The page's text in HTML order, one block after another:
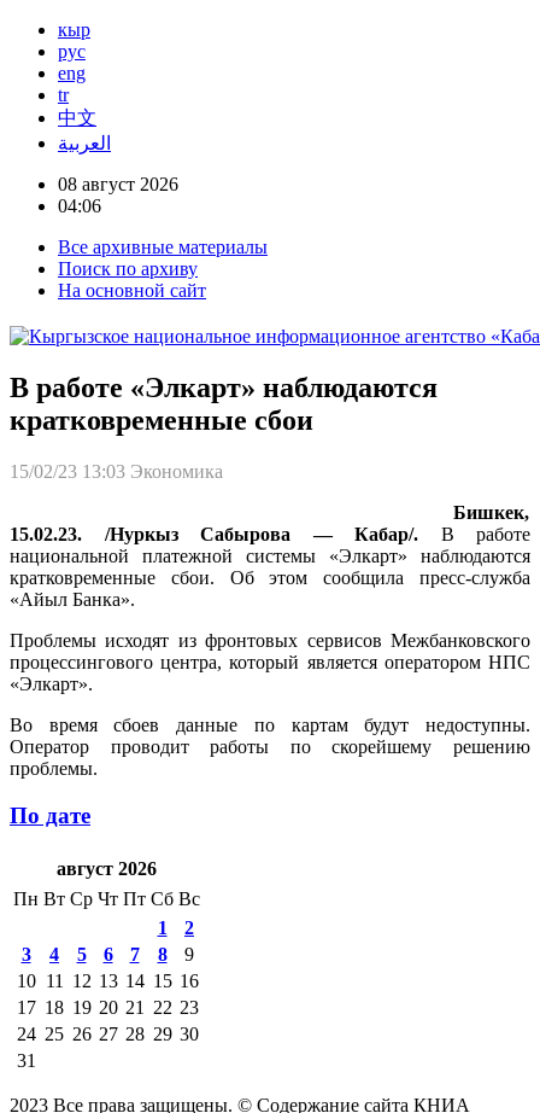
кыр
рус
eng
tr
中文
العربية
08 август 2026
04:06
Все архивные материалы
Поиск по архиву
На основной сайт
В работе «Элкарт» наблюдаются
кратковременные сбои
15/02/23 13:03 Экономика
Бишкек,
15.02.23. /Нуркыз Сабырова — Кабар/. В работе
национальной платежной системы «Элкарт» наблюдаются
кратковременные сбои. Об этом сообщила пресс-служба
«Айыл Банка».
Проблемы исходят из фронтовых сервисов Межбанковского
процессингового центра, который является оператором НПС
«Элкарт».
Во время сбоев данные по картам будут недоступны.
Оператор проводит работы по скорейшему решению
проблемы.
По дате
август 2026
Пн Вт Ср Чт Пт Сб Вс
1
2
3
4 5 6 7 8
9
10 11 12 13 14 15 16
17 18 19 20 21 22 23
24 25 26 27 28 29 30
31
2023 Все права защищены. © Содержание сайта КНИА